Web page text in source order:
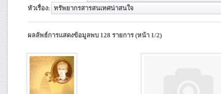
หัวเรื่อง:
ผลลัพธ์การแสดงข้อมูลพบ 128 รายการ (หน้า 1/2)